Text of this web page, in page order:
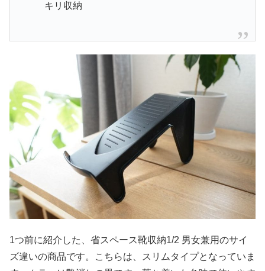
キリ収納
1つ前に紹介した、省スペース靴収納1/2 男女兼用のサイ
ズ違いの商品です。こちらは、スリムタイプとなっていま